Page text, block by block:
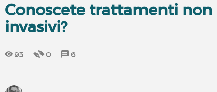
Conoscete trattamenti non
invasivi?
93 0 6